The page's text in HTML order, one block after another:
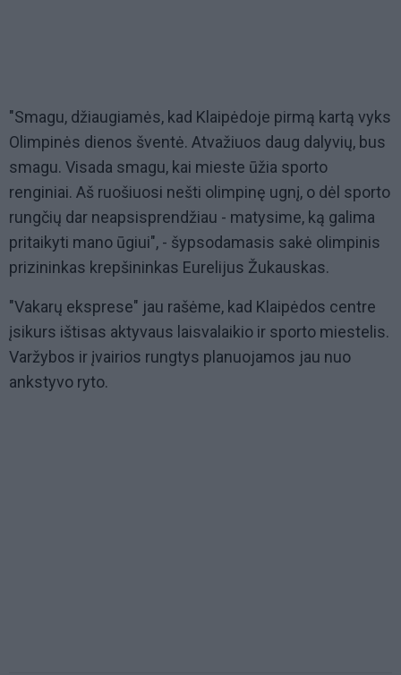
"Smagu, džiaugiamės, kad Klaipėdoje pirmą kartą vyks
Olimpinės dienos šventė. Atvažiuos daug dalyvių, bus
smagu. Visada smagu, kai mieste ūžia sporto
renginiai. Aš ruošiuosi nešti olimpinę ugnį, o dėl sporto
rungčių dar neapsisprendžiau - matysime, ką galima
pritaikyti mano ūgiui", - šypsodamasis sakė olimpinis
prizininkas krepšininkas Eurelijus Žukauskas.
"Vakarų eksprese" jau rašėme, kad Klaipėdos centre
įsikurs ištisas aktyvaus laisvalaikio ir sporto miestelis.
Varžybos ir įvairios rungtys planuojamos jau nuo
ankstyvo ryto.